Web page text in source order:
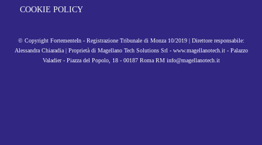
COOKIE POLICY
© Copyright FortementeIn - Registrazione Tribunale di Monza 10/2019 | Direttore responsabile:
Alessandra Chiaradia | Proprietà di Magellano Tech Solutions Srl - www.magellanotech.it - Palazzo
Valadier - Piazza del Popolo, 18 - 00187 Roma RM info@magellanotech.it